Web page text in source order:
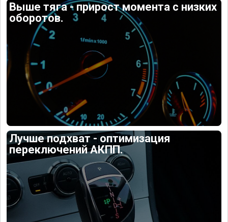
Выше тяга - прирост момента с низких
оборотов.
Лучше подхват - оптимизация
переключений АКПП.